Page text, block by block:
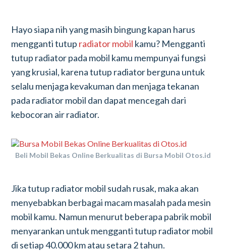
Hayo siapa nih yang masih bingung kapan harus
mengganti tutup radiator mobil kamu? Mengganti
tutup radiator pada mobil kamu mempunyai fungsi
yang krusial, karena tutup radiator berguna untuk
selalu menjaga kevakuman dan menjaga tekanan
pada radiator mobil dan dapat mencegah dari
kebocoran air radiator.
Beli Mobil Bekas Online Berkualitas di Bursa Mobil Otos.id
Jika tutup radiator mobil sudah rusak, maka akan
menyebabkan berbagai macam masalah pada mesin
mobil kamu. Namun menurut beberapa pabrik mobil
menyarankan untuk mengganti tutup radiator mobil
di setiap 40.000 km atau setara 2 tahun.